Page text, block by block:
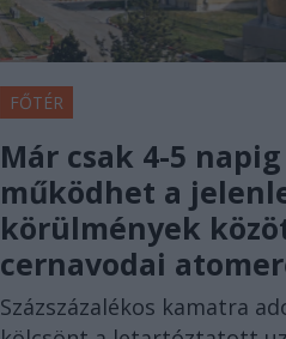
FŐTÉR
Már csak 4-5 napig
működhet a
körülmények
cernavodai
Százszázalékos kamatra